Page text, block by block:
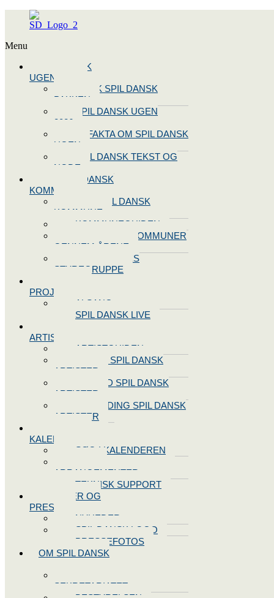
Menu
SPIL DANSK
UGEN 2026
BOOK SPIL DANSK
PAKKEN
SPIL DANSK UGEN
2026
10 FAKTA OM SPIL DANSK
UGEN
SPIL DANSK TEKST OG
NODE
BLIV SPIL DANSK
KOMMUNE
BLIV SPIL DANSK
KOMMUNE
KOMMUNEGUIDEN
SPIL DANSK KOMMUNER
GENNEM ÅRENE
OPRET JERES
STYREGRUPPE
PROJEKTER
ALSANG
SPIL DANSK LIVE
ARTISTER
ARTISTGUIDEN
VORES SPIL DANSK
ARTISTER
LOG IND SPIL DANSK
ARTISTER
TILMELDING SPIL DANSK
ARTISTER
KALENDEREN
SØG I KALENDEREN
ARRANGEMENTER
TEKNISK SUPPORT
NYHEDER OG
PRESSE
NYHEDER
SPIL DANSK LOGO
PRESSEFOTOS
OM SPIL DANSK
SEKRETARIATET